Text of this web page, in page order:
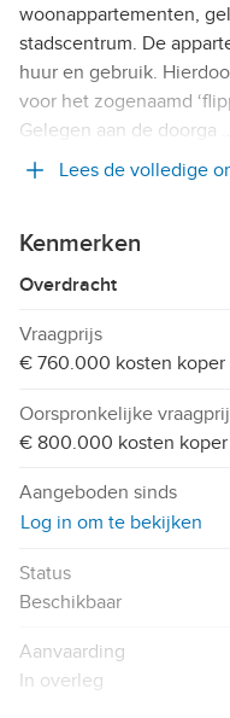
woonappartementen,
stadscentrum. De
huur en gebruik.
voor het zogenaamd
Gelegen aan de doorga …
Lees de volledige
Kenmerken
Overdracht
Vraagprijs
€ 760.000 kosten koper
Oorspronkelijke
€ 800.000 kosten koper
Aangeboden sinds
Log in om te bekijken
Status
Beschikbaar
Aanvaarding
In overleg